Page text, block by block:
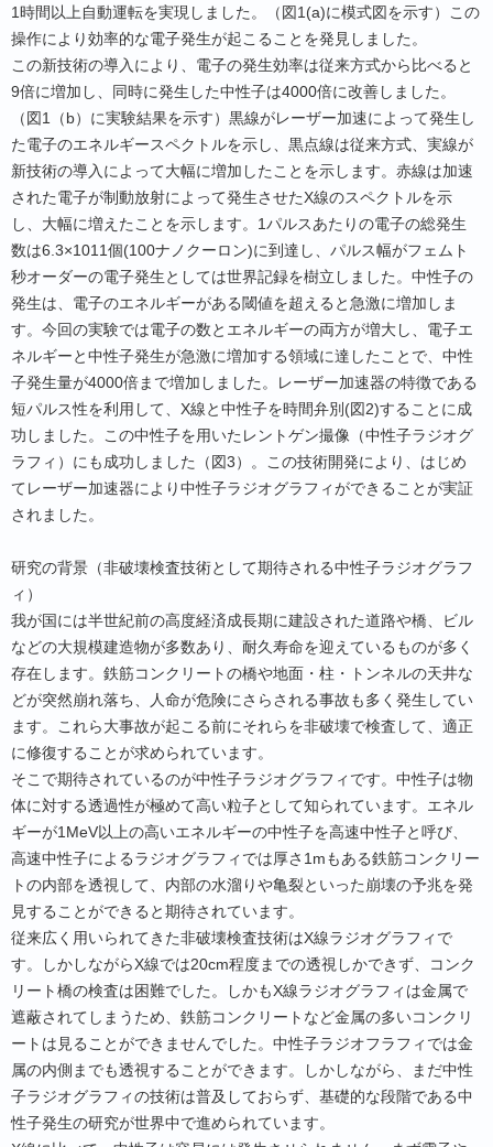
1時間以上自動運転を実現しました。（図1(a)に模式図を示す）この
操作により効率的な電子発生が起こることを発見しました。
この新技術の導入により、電子の発生効率は従来方式から比べると
9倍に増加し、同時に発生した中性子は4000倍に改善しました。
（図1（b）に実験結果を示す）黒線がレーザー加速によって発生し
た電子のエネルギースペクトルを示し、黒点線は従来方式、実線が
新技術の導入によって大幅に増加したことを示します。赤線は加速
された電子が制動放射によって発生させたX線のスペクトルを示
し、大幅に増えたことを示します。1パルスあたりの電子の総発生
数は6.3×1011個(100ナノクーロン)に到達し、パルス幅がフェムト
秒オーダーの電子発生としては世界記録を樹立しました。中性子の
発生は、電子のエネルギーがある閾値を超えると急激に増加しま
す。今回の実験では電子の数とエネルギーの両方が増大し、電子エ
ネルギーと中性子発生が急激に増加する領域に達したことで、中性
子発生量が4000倍まで増加しました。レーザー加速器の特徴である
短パルス性を利用して、X線と中性子を時間弁別(図2)することに成
功しました。この中性子を用いたレントゲン撮像（中性子ラジオグ
ラフィ）にも成功しました（図3）。この技術開発により、はじめ
てレーザー加速器により中性子ラジオグラフィができることが実証
されました。
研究の背景（非破壊検査技術として期待される中性子ラジオグラフ
ィ）
我が国には半世紀前の高度経済成長期に建設された道路や橋、ビル
などの大規模建造物が多数あり、耐久寿命を迎えているものが多く
存在します。鉄筋コンクリートの橋や地面・柱・トンネルの天井な
どが突然崩れ落ち、人命が危険にさらされる事故も多く発生してい
ます。これら大事故が起こる前にそれらを非破壊で検査して、適正
に修復することが求められています。
そこで期待されているのが中性子ラジオグラフィです。中性子は物
体に対する透過性が極めて高い粒子として知られています。エネル
ギーが1MeV以上の高いエネルギーの中性子を高速中性子と呼び、
高速中性子によるラジオグラフィでは厚さ1mもある鉄筋コンクリー
トの内部を透視して、内部の水溜りや亀裂といった崩壊の予兆を発
見することができると期待されています。
従来広く用いられてきた非破壊検査技術はX線ラジオグラフィで
す。しかしながらX線では20cm程度までの透視しかできず、コンク
リート橋の検査は困難でした。しかもX線ラジオグラフィは金属で
遮蔽されてしまうため、鉄筋コンクリートなど金属の多いコンクリ
ートは見ることができませんでした。中性子ラジオフラフィでは金
属の内側までも透視することができます。しかしながら、まだ中性
子ラジオグラフィの技術は普及しておらず、基礎的な段階である中
性子発生の研究が世界中で進められています。